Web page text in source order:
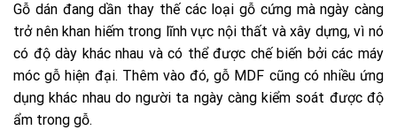
Gỗ dán đang dần thay thế các loại gỗ cứng mà ngày càng
trở nên khan hiếm trong lĩnh vực nội thất và xây dựng, vì nó
có độ dày khác nhau và có thể được chế biến bởi các máy
móc gỗ hiện đại. Thêm vào đó, gỗ MDF cũng có nhiều ứng
dụng khác nhau do người ta ngày càng kiểm soát được độ
ẩm trong gỗ.